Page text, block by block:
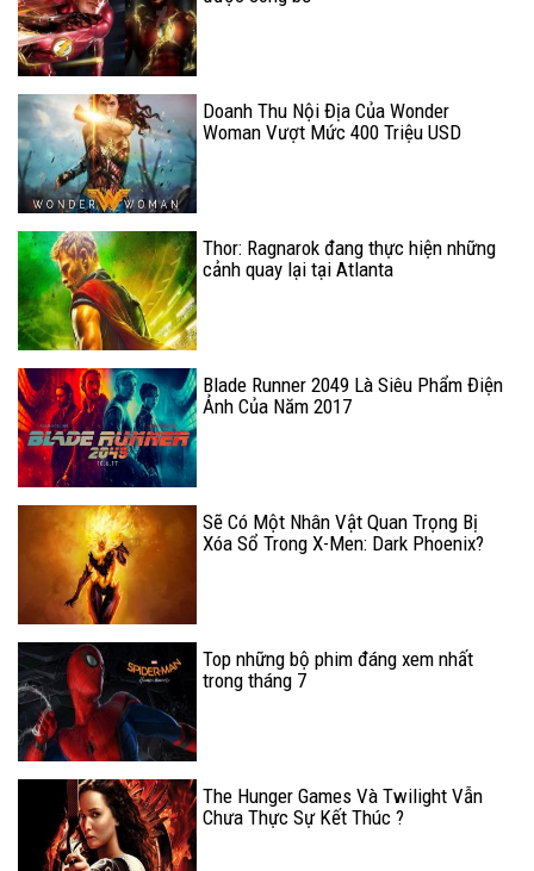
Doanh Thu Nội Địa Của Wonder
Woman Vượt Mức 400 Triệu USD
Thor: Ragnarok đang thực hiện những
cảnh quay lại tại Atlanta
Blade Runner 2049 Là Siêu Phẩm Điện
Ảnh Của Năm 2017
Sẽ Có Một Nhân Vật Quan Trọng Bị
Xóa Sổ Trong X-Men: Dark Phoenix?
Top những bộ phim đáng xem nhất
trong tháng 7
The Hunger Games Và Twilight Vẫn
Chưa Thực Sự Kết Thúc ?